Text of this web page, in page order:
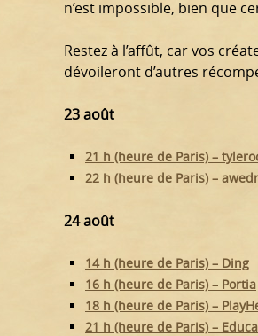
n’est impossible, bien que
Restez à l’affût, car vos
dévoileront d’autres
23 août
21 h (heure de Paris) –
22 h (heure de Paris) –
24 août
14 h (heure de Paris) – Ding
16 h (heure de Paris) – Portia
18 h (heure de Paris) –
21 h (heure de Paris) –